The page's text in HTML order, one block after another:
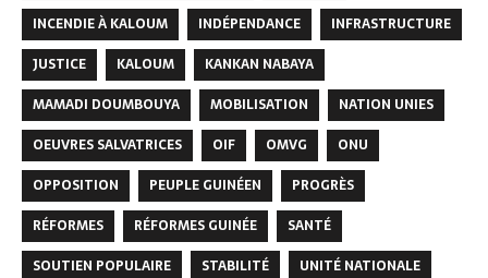
INCENDIE À KALOUM
INDÉPENDANCE
INFRASTRUCTURE
JUSTICE
KALOUM
KANKAN NABAYA
MAMADI DOUMBOUYA
MOBILISATION
NATION UNIES
OEUVRES SALVATRICES
OIF OMVG
ONU
OPPOSITION
PEUPLE GUINÉEN
PROGRÈS
RÉFORMES
RÉFORMES GUINÉE
SANTÉ
SOUTIEN POPULAIRE
STABILITÉ
UNITÉ NATIONALE